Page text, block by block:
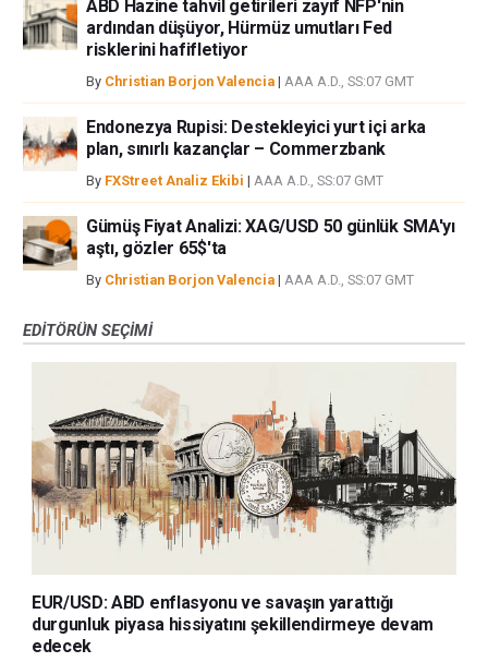
ABD Hazine tahvil getirileri zayıf NFP'nin
ardından düşüyor, Hürmüz umutları Fed
risklerini hafifletiyor
By Christian Borjon Valencia | AAA A.D., SS:07 GMT
Endonezya Rupisi: Destekleyici yurt içi arka
plan, sınırlı kazançlar – Commerzbank
By FXStreet Analiz Ekibi | AAA A.D., SS:07 GMT
Gümüş Fiyat Analizi: XAG/USD 50 günlük SMA'yı
aştı, gözler 65$'ta
By Christian Borjon Valencia | AAA A.D., SS:07 GMT
EDITÖRÜN SEÇIMI
EUR/USD: ABD enflasyonu ve savaşın yarattığı
durgunluk piyasa hissiyatını şekillendirmeye devam
edecek